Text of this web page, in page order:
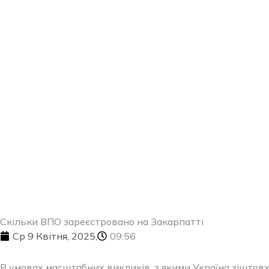
Скільки ВПО зареєстровано на Закарпатті
Ср 9 Квітня, 2025,
09:56